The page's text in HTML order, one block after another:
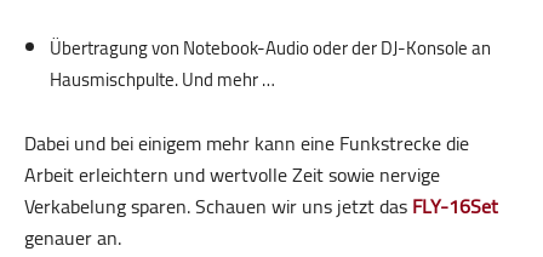
Übertragung von Notebook-Audio oder der DJ-Konsole an
Hausmischpulte. Und mehr …
Dabei und bei einigem mehr kann eine Funkstrecke die
Arbeit erleichtern und wertvolle Zeit sowie nervige
Verkabelung sparen. Schauen wir uns jetzt dasFLY-16Set
genauer an.